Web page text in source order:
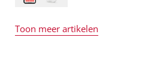
Toon meer artikelen